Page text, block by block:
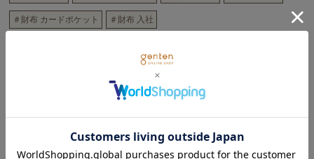
＃財布 カードポケット ＃財布 入社
商品詳細
手作業で仕上げているホワイトワックス仕上げの革が、どこか冬の夜の
表情が現れます。
シンプルでクラシカルなデザインは手によく馴染み、ファッションアイ